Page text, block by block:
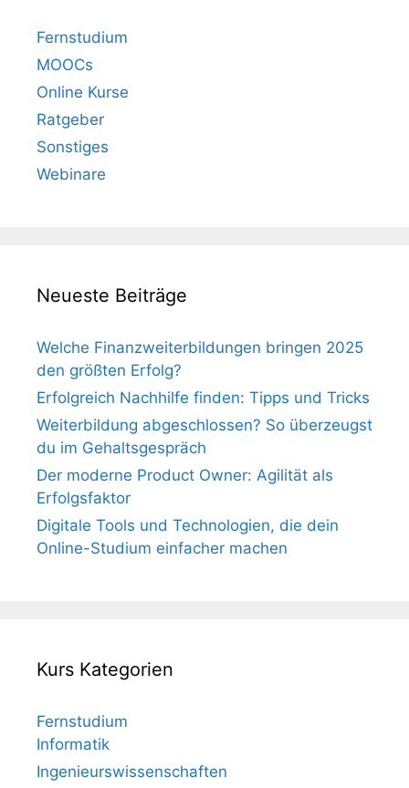
Fernstudium
MOOCs
Online Kurse
Ratgeber
Sonstiges
Webinare
Neueste Beiträge
Welche Finanzweiterbildungen bringen 2025
den größten Erfolg?
Erfolgreich Nachhilfe finden: Tipps und Tricks
Weiterbildung abgeschlossen? So überzeugst
du im Gehaltsgespräch
Der moderne Product Owner: Agilität als
Erfolgsfaktor
Digitale Tools und Technologien, die dein
Online-Studium einfacher machen
Kurs Kategorien
Fernstudium
Informatik
Ingenieurswissenschaften